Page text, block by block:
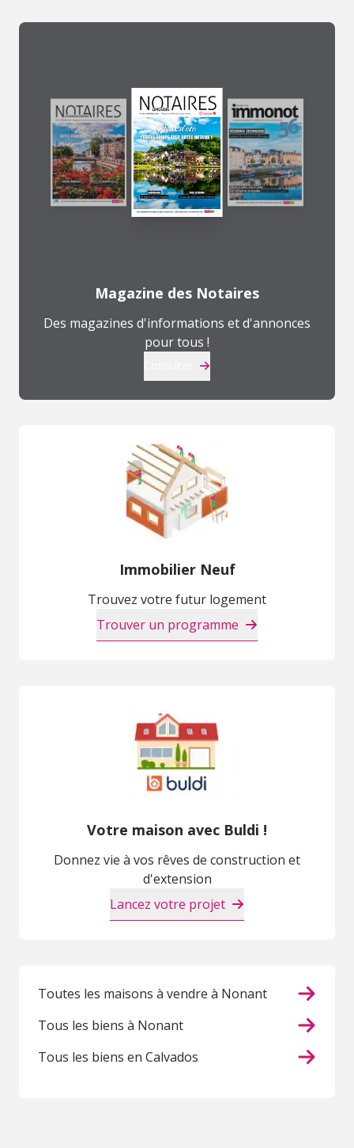
Magazine des Notaires
Des magazines d'informations et d'annonces
pour tous !
Immobilier Neuf
Trouvez votre futur logement
Trouver un programme
Votre maison avec Buldi !
Donnez vie à vos rêves de construction et
d'extension
Lancez votre projet
Toutes les maisons à vendre à Nonant
Tous les biens à Nonant
Tous les biens en Calvados